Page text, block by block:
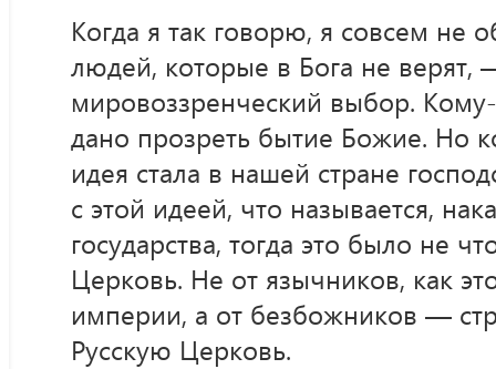
Когда я так говорю, я совсем не
людей, которые в Бога не верят,
мировоззренческий выбор.
дано прозреть бытие Божие. Но
идея стала в нашей стране
с этой идеей, что называется,
государства, тогда это было не
Церковь. Не от язычников, как
империи, а от безбожников —
Русскую Церковь.